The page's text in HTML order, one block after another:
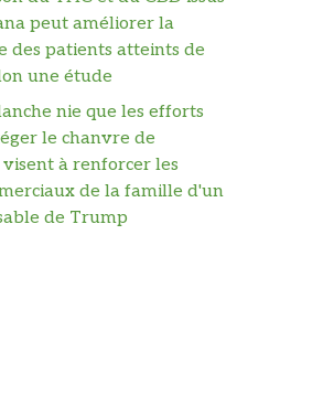
peut améliorer la
des patients atteints de
une étude
nie que les efforts
le chanvre de
à renforcer les
de la famille d'un
de Trump